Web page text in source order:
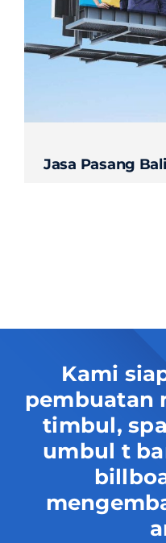
Contact
Jasa Pasang
Kami
pembuatan
timbul,
umbul t